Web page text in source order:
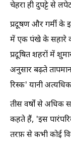
चेहरा ही दुपट्टे से
प्रदूषण और गर्मी के
में एक पंखे के सहारे
प्रदूषित शहरों में
अनुसार बढ़ते
रिस्क' यानी
तीस वर्षों से अधिक
कहते हैं, 'इस
तरफ़ से कभी कोई